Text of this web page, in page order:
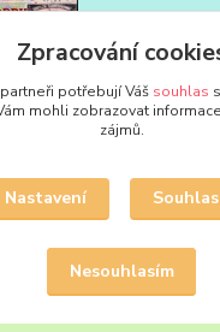
Zpracování
potřebují Váš souhlas
mohli zobrazovat
zájmů.
Nastavení
Nesouhlasím